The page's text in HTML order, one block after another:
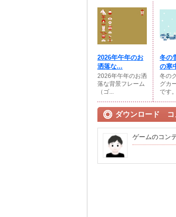
2026年午年のお
洒落な...
2026年午年のお洒
落な背景フレーム
（ゴ...
冬の
の寒
冬の
グカ
です
ダウンロード コ
ゲームのコン